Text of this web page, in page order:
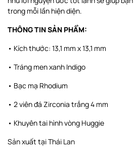
trong mỗi lần hiện diện.
THÔNG TIN SẢN PHẨM:
• Kích thước: 13,1 mm x 13,1 mm
• Tráng men xanh Indigo
• Bạc mạ Rhodium
• 2 viên đá Zirconia trắng 4 mm
• Khuyên tai hình vòng Huggie
Sản xuất tại Thái Lan